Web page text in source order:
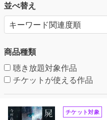
並べ替え
商品種類
聴き放題対象作品
チケットが使える作品
チケット対象